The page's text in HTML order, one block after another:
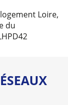
Loire,
du